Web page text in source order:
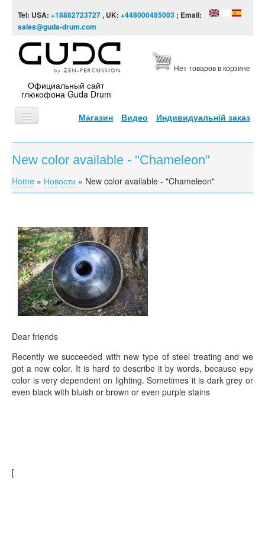
Tel: USA: +18882723727, UK: +448000485003 ; Email:
sales@guda-drum.com
Официальный сайт
глюкофона Guda Drum
Нет товаров в корзине
Магазин Видео Индивидуальній заказ
ГЛАВНАЯ
ТИПЫ
ДИЗАЙНЫ
ЗВУКОРЯД
ИНФОРМАЦИЯ
КОНТАКТЫ
ЗАКАЗАТЬ
МАГАЗИН
АКЦИИ
New color available - "Chameleon"
You are here
Home » Новости » New color available - "Chameleon"
Dear friends
Recently we succeeded with new type of steel treating and we
got a new color. It is hard to describe it by words, because еру
color is very dependent on lighting. Sometimes it is dark grey or
even black with bluish or brown or even purple stains
[